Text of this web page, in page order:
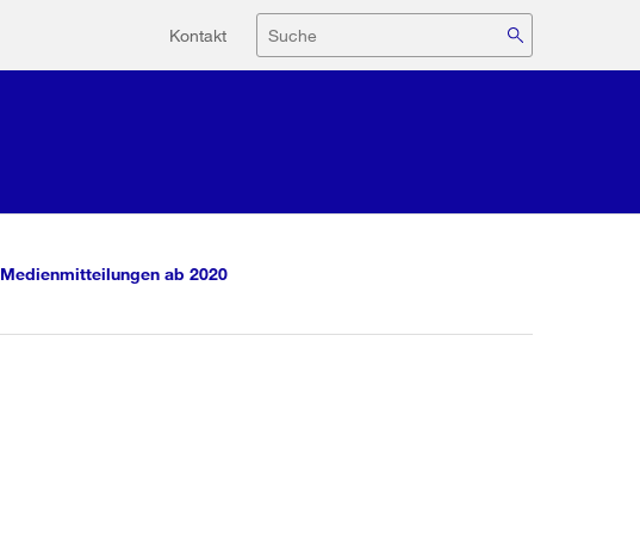
Hilfsnavigation
Kontakt Suche
Medienmitteilungen ab 2020